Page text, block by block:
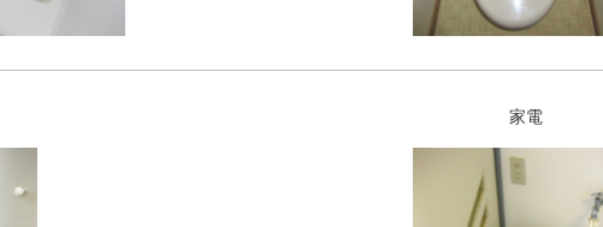
家電